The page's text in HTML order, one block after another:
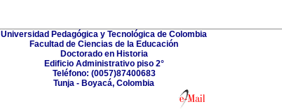
Universidad Pedagógica y Tecnológica de Colombia
Facultad de Ciencias de la Educación
Doctorado en Historia
Edificio Administrativo piso 2°
Teléfono: (0057)87400683
Tunja - Boyacá, Colombia